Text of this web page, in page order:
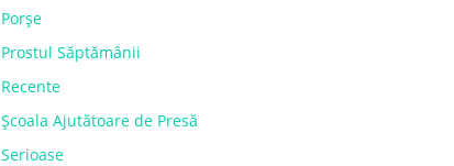
Porșe
Prostul Săptămânii
Recente
Școala Ajutătoare de Presă
Serioase